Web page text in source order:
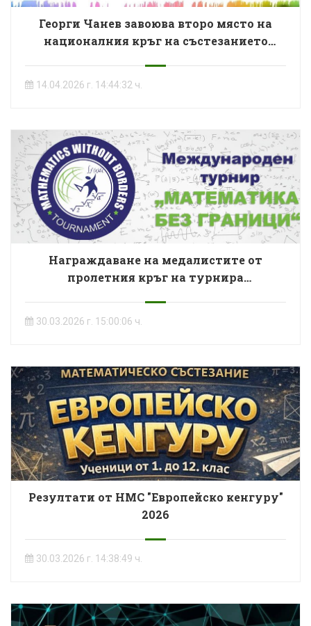
Георги Чанев завоюва второ място на
националния кръг на състезанието
14.04.2026 г. 14:44:32 ч.
Награждаване на медалистите от
пролетния кръг на турнира
30.03.2026 г. 15:00:06 ч.
Резултати от НМС "Европейско кенгуру"
2026
30.03.2026 г. 14:38:49 ч.